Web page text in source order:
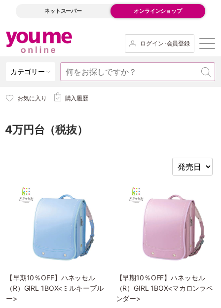
ネットスーパー オンラインショップ
ログイン･会員登録
カテゴリー
お気に入り 購入履歴
4万円台（税抜）
【早期10％OFF】ハネッセル
（R）GIRL 1BOX<ミルキーブル
ー>
【早期10％OFF】ハネッセル
（R）GIRL 1BOX<マカロンラベ
ンダー>